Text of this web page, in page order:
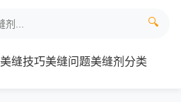
美缝技巧美缝问题美缝剂分类
🔍